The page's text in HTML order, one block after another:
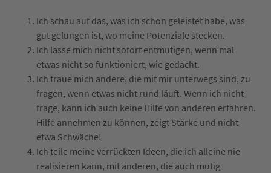
Ich schau auf das, was ich schon geleistet habe, was
gut gelungen ist, wo meine Potenziale stecken.
Ich lasse mich nicht sofort entmutigen, wenn mal
etwas nicht so funktioniert, wie gedacht.
Ich traue mich andere, die mit mir unterwegs sind, zu
fragen, wenn etwas nicht rund läuft. Wenn ich nicht
frage, kann ich auch keine Hilfe von anderen erfahren.
Hilfe annehmen zu können, zeigt Stärke und nicht
etwa Schwäche!
Ich teile meine verrückten Ideen, die ich alleine nie
realisieren kann, mit anderen, die auch mutig